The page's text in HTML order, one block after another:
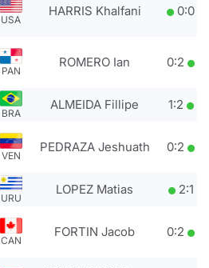
USA
HARRIS Khalfani 0:0
PAN
ROMERO Ian 0:2
BRA
ALMEIDA Fillipe 1:2
VEN
PEDRAZA Jeshuath 0:2
URU
LOPEZ Matias 2:1
CAN
FORTIN Jacob 0:2